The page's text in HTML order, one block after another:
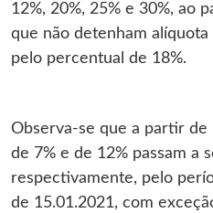
12%, 20%, 25% e 30%, ao
que não detenham
pelo percentual de 18%.
Observa-se que a partir de
de 7% e de 12% passam a
respectivamente, pelo
de 15.01.2021, com